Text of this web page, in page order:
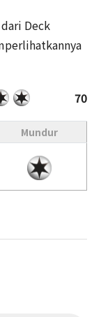
Deck
70
Mundur